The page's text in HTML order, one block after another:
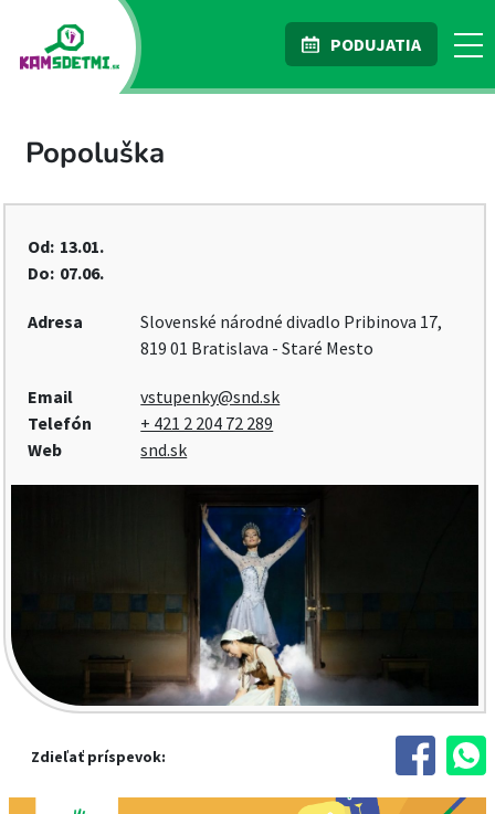
PODUJATIA
Popoluška
Od: 13.01.
Do: 07.06.
Adresa
Slovenské národné divadlo Pribinova 17,
819 01 Bratislava - Staré Mesto
Email
vstupenky@snd.sk
Telefón
+ 421 2 204 72 289
Web
snd.sk
Zdieľať príspevok: